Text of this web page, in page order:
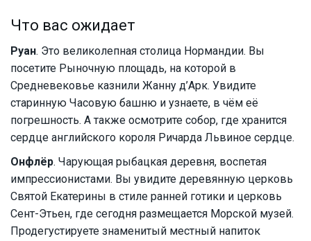
Что вас ожидает
Руан. Это великолепная столица Нормандии. Вы
посетите Рыночную площадь, на которой в
Средневековье казнили Жанну д’Арк. Увидите
старинную Часовую башню и узнаете, в чём её
погрешность. А также осмотрите собор, где хранится
сердце английского короля Ричарда Львиное сердце.
Онфлёр. Чарующая рыбацкая деревня, воспетая
импрессионистами. Вы увидите деревянную церковь
Святой Екатерины в стиле ранней готики и церковь
Сент-Этьен, где сегодня размещается Морской музей.
Продегустируете знаменитый местный напиток